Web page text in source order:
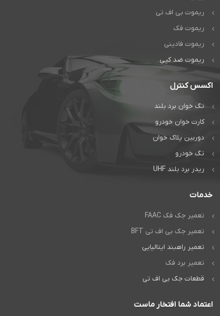
ریموت بی اف تی
ریموت فک
ریموت فادینی
ریموت ضد کپی
اکسس کنترل
تگ خوان برد بلند
کارت خوان خودرو
دوربین پلاک خوان
تگ خودرو
ریدر برد بلند UHF
خدمات
تعمیر جک فک FAAC
تعمیر جک بی اف تی BFT
تعمیر راهبند ایتالیایی
تعمیر برد فک
قطعات جک بی اف تی
اعتماد شما افتخار ماست